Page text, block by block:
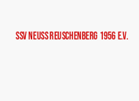
SSV Neuss Reuschenberg 1956 e.V.